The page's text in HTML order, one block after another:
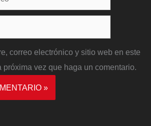
correo electrónico y sitio web en este
próxima vez que haga un comentario.